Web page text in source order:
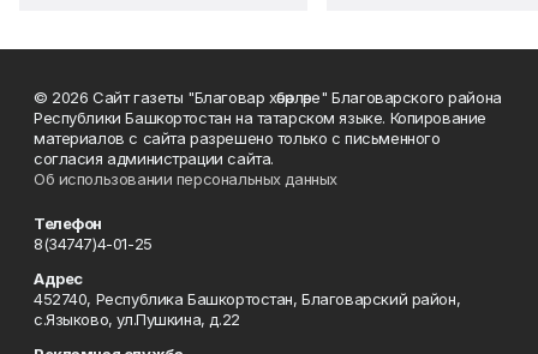
© 2026 Сайт газеты "Благовар хәбәрләре" Благоварского района
Республики Башкортостан на татарском языке. Копирование
материалов с сайта разрешено только с письменного
согласия администрации сайта.
Об использовании персональных данных
Телефон
8(34747)4-01-25
Адрес
452740, Республика Башкортостан, Благоварский район,
с.Языково, ул.Пушкина, д.22